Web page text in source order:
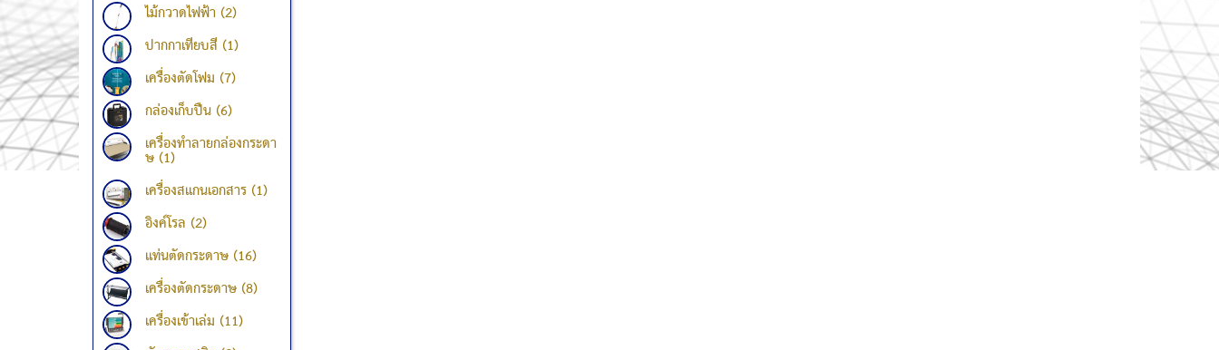
ไม้กวาดไฟฟ้า (2)
ปากกาเทียบสี (1)
เครื่องตัดโฟม (7)
กล่องเก็บปืน (6)
เครื่องทำลายกล่องกระดา
ษ (1)
เครื่องสแกนเอกสาร (1)
อิงค์โรล (2)
แท่นตัดกระดาษ (16)
เครื่องตัดกระดาษ (8)
เครื่องเข้าเล่ม (11)